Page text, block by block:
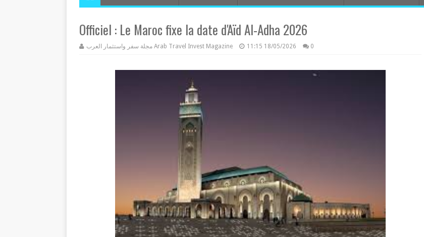
Officiel : Le Maroc fixe la date d'Aïd Al-Adha 2026
مجلة سفر واستثمار العرب Arab Travel Invest Magazine 11:15 18/05/2026 0